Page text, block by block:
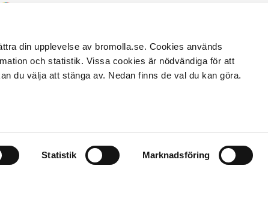
din upplevelse av bromolla.se. Cookies används
och statistik. Vissa cookies är nödvändiga för att
du välja att stänga av. Nedan finns de val du kan göra.
Statistik Marknadsföring